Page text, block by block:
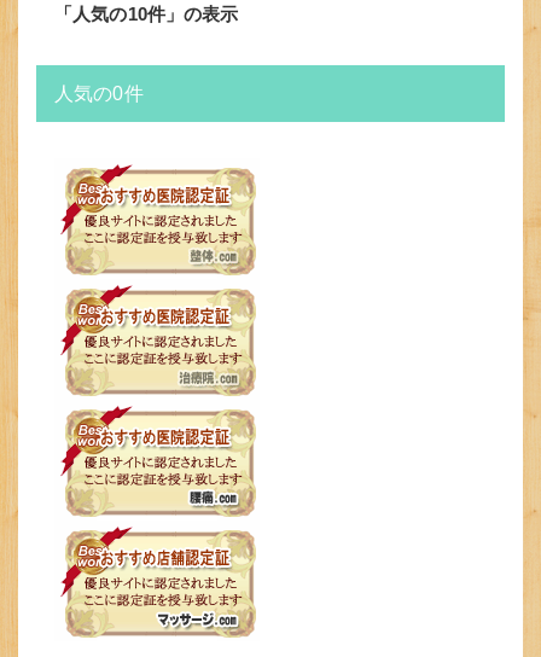
「人気の10件」の表示
人気の0件